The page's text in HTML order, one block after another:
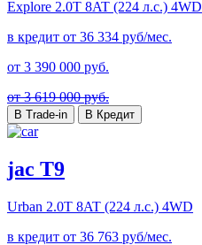
Explore 2.0T 8AT (224 л.с.) 4WD
в кредит от 36 334 руб/мес.
от 3 390 000 руб.
от 3 619 000 руб.
В Trade-in В Кредит
jac T9
Urban 2.0T 8AT (224 л.с.) 4WD
в кредит от 36 763 руб/мес.